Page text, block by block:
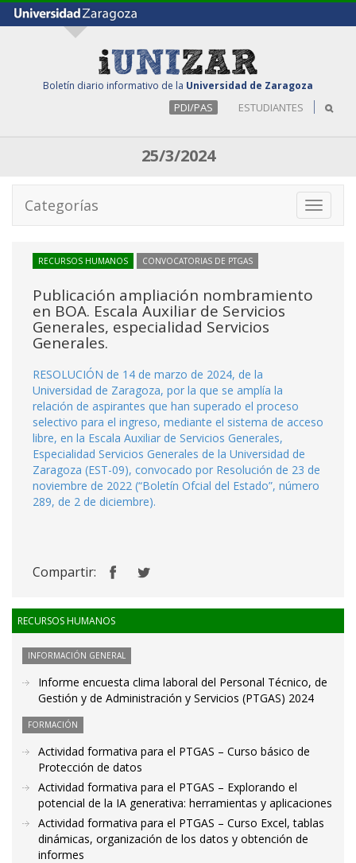
Boletín diario informativo de la Universidad de Zaragoza
PDI/PAS ESTUDIANTES
25/3/2024
Toggle
Categorías
RECURSOS HUMANOS CONVOCATORIAS DE PTGAS
Publicación ampliación nombramiento
en BOA. Escala Auxiliar de Servicios
Generales, especialidad Servicios
Generales.
RESOLUCIÓN de 14 de marzo de 2024, de la
Universidad de Zaragoza, por la que se amplía la
relación de aspirantes que han superado el proceso
selectivo para el ingreso, mediante el sistema de acceso
libre, en la Escala Auxiliar de Servicios Generales,
Especialidad Servicios Generales de la Universidad de
Zaragoza (EST-09), convocado por Resolución de 23 de
noviembre de 2022 (“Boletín Ofcial del Estado”, número
289, de 2 de diciembre).
Compartir:
RECURSOS HUMANOS
INFORMACIÓN GENERAL
Informe encuesta clima laboral del Personal Técnico, de
Gestión y de Administración y Servicios (PTGAS) 2024
FORMACIÓN
Actividad formativa para el PTGAS – Curso básico de
Protección de datos
Actividad formativa para el PTGAS – Explorando el
potencial de la IA generativa: herramientas y aplicaciones
Actividad formativa para el PTGAS – Curso Excel, tablas
dinámicas, organización de los datos y obtención de
informes